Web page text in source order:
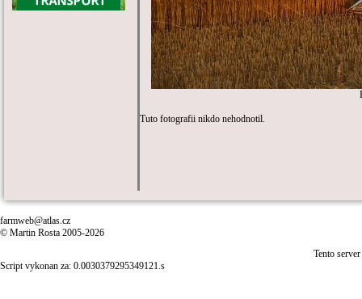
Tuto fotografii nikdo nehodnotil.
farmweb@atlas.cz
© Martin Rosta 2005-2026
Tento
Script vykonan za: 0.0030379295349121.s